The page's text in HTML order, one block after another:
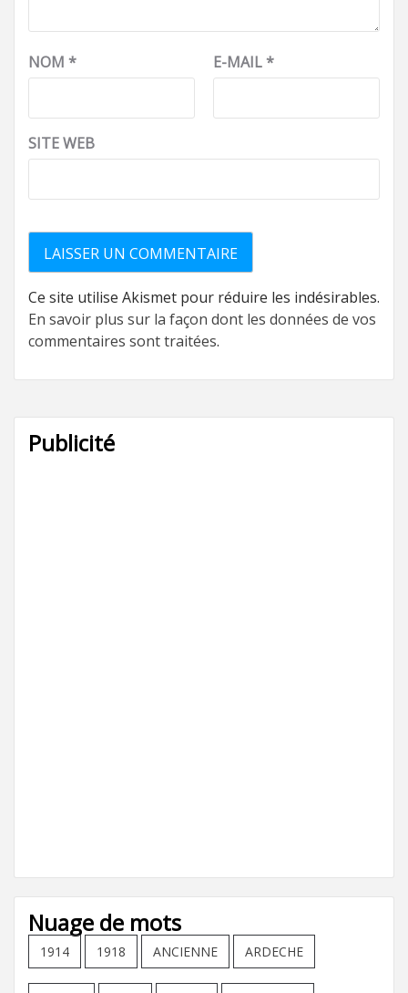
NOM * E-MAIL*
SITE WEB
Ce site utilise Akismet pour réduire les indésirables.
En savoir plus sur la façon dont les données de vos
commentaires sont traitées.
Publicité
Nuage de mots
1914 1918 ANCIENNE ARDECHE